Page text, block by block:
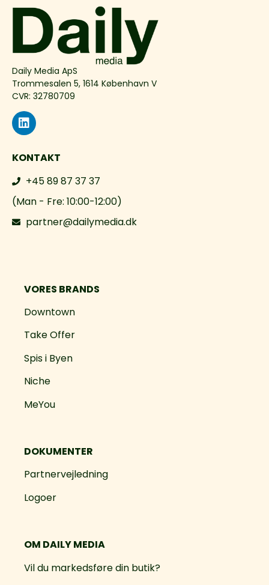
Daily Media ApS
Trommesalen 5, 1614 København V
CVR: 32780709
KONTAKT
+45 89 87 37 37
(Man - Fre: 10:00-12:00)
partner@dailymedia.dk
VORES BRANDS
Downtown
Take Offer
Spis i Byen
Niche
MeYou
DOKUMENTER
Partnervejledning
Logoer
OM DAILY MEDIA
Vil du markedsføre din butik?